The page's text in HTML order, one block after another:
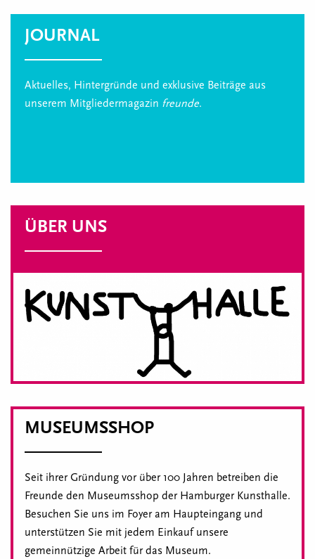
JOURNAL
Aktuelles, Hintergründe und exklusive Beiträge aus
unserem Mitgliedermagazin freunde.
ÜBER UNS
MUSEUMSSHOP
Seit ihrer Gründung vor über 100 Jahren betreiben die
Freunde den Museumsshop der Hamburger Kunsthalle.
Besuchen Sie uns im Foyer am Haupteingang und
unterstützen Sie mit jedem Einkauf unsere
gemeinnützige Arbeit für das Museum.